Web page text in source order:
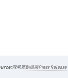
索尼互動娛樂Press Release